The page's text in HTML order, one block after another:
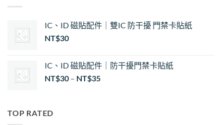
IC、ID 磁貼配件｜雙IC 防干擾 門禁卡貼紙
NT$30
IC、ID 磁貼配件｜防干擾門禁卡貼紙
NT$30 – NT$35價
TOP RATED